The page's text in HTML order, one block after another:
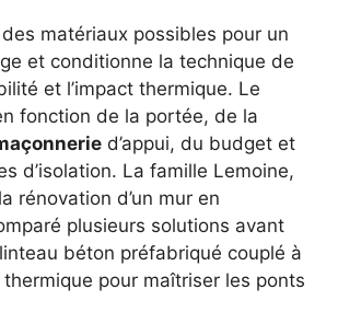
matériaux possibles pour un
et conditionne la technique de
et l’impact thermique. Le
fonction de la portée, de la
d’appui, du budget et
d’isolation. La famille Lemoine,
rénovation d’un mur en
plusieurs solutions avant
béton préfabriqué couplé à
pour maîtriser les ponts